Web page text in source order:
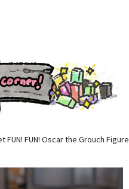
FUN! FUN! Oscar the Grouch Figure